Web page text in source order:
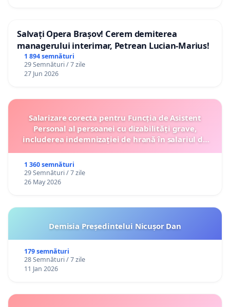
Salvați Opera Brașov! Cerem demiterea
managerului interimar, Petrean Lucian-Marius!
1 894 semnături
29 Semnături / 7 zile
27 Jun 2026
Salarizare corecta pentru Funcția de Asistent
Personal al persoanei cu dizabilități grave,
includerea indemnizației de hrană în salariul de
1 360 semnături
29 Semnături / 7 zile
26 May 2026
Demisia Președintelui Nicușor Dan
179 semnături
28 Semnături / 7 zile
11 Jan 2026